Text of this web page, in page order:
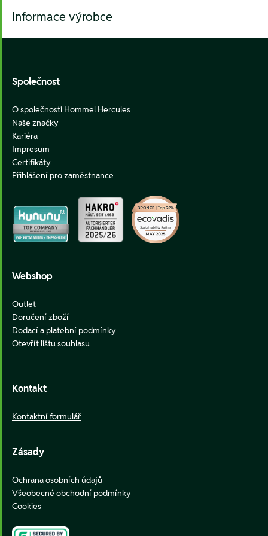
Informace výrobce
Společnost
O společnosti Hommel Hercules
Naše značky
Kariéra
Impresum
Certifikáty
Přihlášení pro zaměstnance
Webshop
Outlet
Doručení zboží
Dodací a platební podmínky
Otevřít lištu souhlasu
Kontakt
Kontaktní formulář
Zásady
Ochrana osobních údajů
Všeobecné obchodní podmínky
Cookies